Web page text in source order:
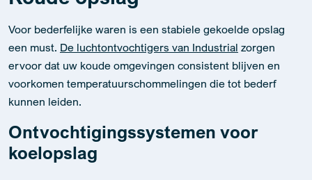
Voor bederfelijke waren is een stabiele gekoelde opslag
een must. De luchtontvochtigers van Industrial zorgen
ervoor dat uw koude omgevingen consistent blijven en
voorkomen temperatuurschommelingen die tot bederf
kunnen leiden.
Ontvochtigingssystemen voor
koelopslag